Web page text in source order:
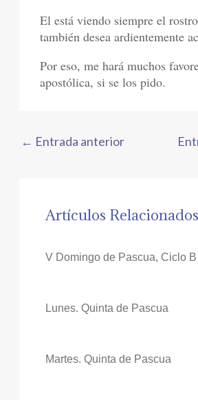
El está viendo siempre el
también desea ardientemente
Por eso, me hará muchos
apostólica, si se los pido.
← Entrada anterior
Artículos Relacionados
V Domingo de Pascua, Ciclo B
Lunes. Quinta de Pascua
Martes. Quinta de Pascua